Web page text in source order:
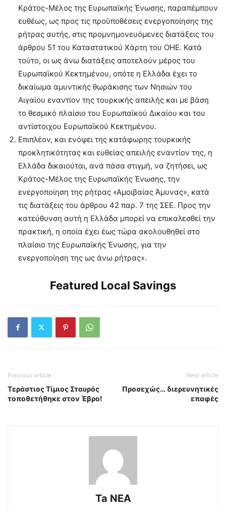
Κράτος-Μέλος της Ευρωπαϊκής Ένωσης, παραπέμπουν
ευθέως, ως προς τις προϋποθέσεις ενεργοποίησης της
ρήτρας αυτής, στις προμνημονευόμενες διατάξεις του
άρθρου 51 του Καταστατικού Χάρτη του ΟΗΕ. Κατά
τούτο, οι ως άνω διατάξεις αποτελούν μέρος του
Ευρωπαϊκού Κεκτημένου, οπότε η Ελλάδα έχει το
δικαίωμα αμυντικής θωράκισης των Νησιών του
Αιγαίου εναντίον της τουρκικής απειλής και με βάση
το θεσμικό πλαίσιο του Ευρωπαϊκού Δικαίου και του
αντίστοιχου Ευρωπαϊκού Κεκτημένου.
Επιπλέον, και ενόψει της κατάφωρης τουρκικής
προκλητικότητας και ευθείας απειλής εναντίον της, η
Ελλάδα δικαιούται, ανά πάσα στιγμή, να ζητήσει, ως
Κράτος-Μέλος της Ευρωπαϊκής Ένωσης, την
ενεργοποίηση της ρήτρας «Αμοιβαίας Άμυνας», κατά
τις διατάξεις του άρθρου 42 παρ. 7 της ΣΕΕ. Προς την
κατεύθυνση αυτή η Ελλάδα μπορεί να επικαλεσθεί την
πρακτική, η οποία έχει έως τώρα ακολουθηθεί στο
πλαίσιο της Ευρωπαϊκής Ένωσης, για την
ενεργοποίηση της ως άνω ρήτρας».
Featured Local Savings
Previous article
Τεράστιος Τίμιος Σταυρός
τοποθετήθηκε στον Έβρο!
Next article
Προσεχώς… διερευνητικές
επαφές
Ta NEA